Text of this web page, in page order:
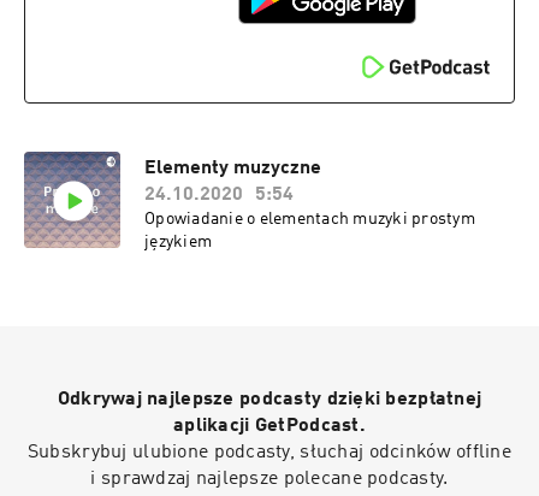
Elementy muzyczne
24.10.2020
5:54
Opowiadanie o elementach muzyki prostym
językiem
Odkrywaj najlepsze podcasty dzięki bezpłatnej
aplikacji GetPodcast.
Subskrybuj ulubione podcasty, słuchaj odcinków offline
i sprawdzaj najlepsze polecane podcasty.